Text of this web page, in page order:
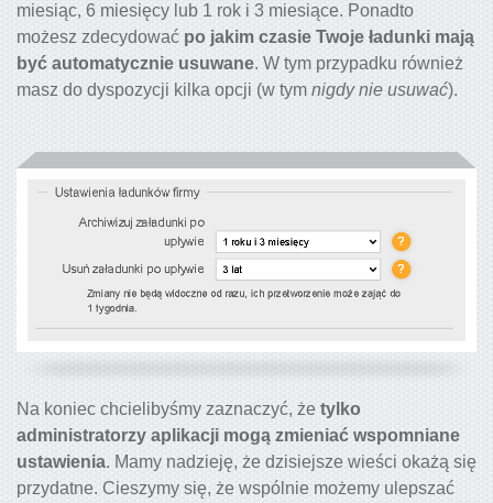
miesiąc, 6 miesięcy lub 1 rok i 3 miesiące. Ponadto
możesz zdecydować po jakim czasie Twoje ładunki mają
być automatycznie usuwane. W tym przypadku również
masz do dyspozycji kilka opcji (w tym nigdy nie usuwać).
Na koniec chcielibyśmy zaznaczyć, że tylko
administratorzy aplikacji mogą zmieniać wspomniane
ustawienia. Mamy nadzieję, że dzisiejsze wieści okażą się
przydatne. Cieszymy się, że wspólnie możemy ulepszać